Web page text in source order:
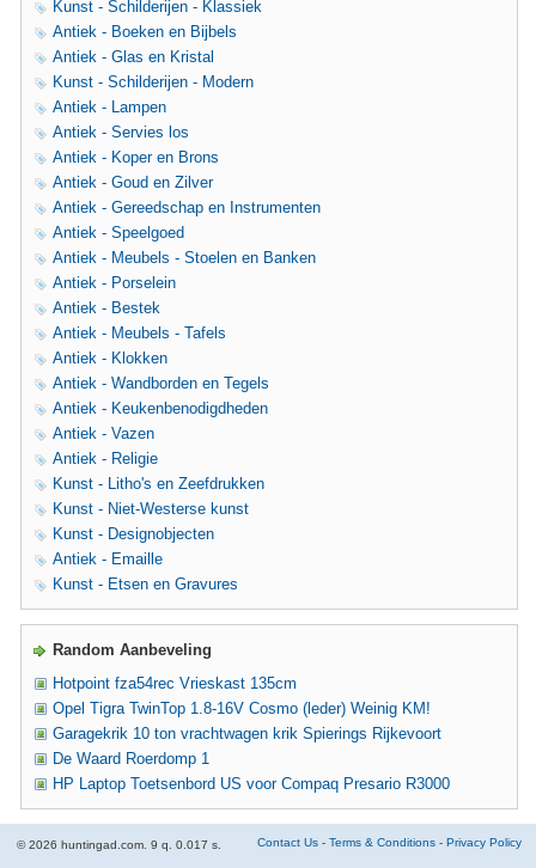
Kunst - Schilderijen - Klassiek
Antiek - Boeken en Bijbels
Antiek - Glas en Kristal
Kunst - Schilderijen - Modern
Antiek - Lampen
Antiek - Servies los
Antiek - Koper en Brons
Antiek - Goud en Zilver
Antiek - Gereedschap en Instrumenten
Antiek - Speelgoed
Antiek - Meubels - Stoelen en Banken
Antiek - Porselein
Antiek - Bestek
Antiek - Meubels - Tafels
Antiek - Klokken
Antiek - Wandborden en Tegels
Antiek - Keukenbenodigdheden
Antiek - Vazen
Antiek - Religie
Kunst - Litho's en Zeefdrukken
Kunst - Niet-Westerse kunst
Kunst - Designobjecten
Antiek - Emaille
Kunst - Etsen en Gravures
Random Aanbeveling
Hotpoint fza54rec Vrieskast 135cm
Opel Tigra TwinTop 1.8-16V Cosmo (leder) Weinig KM!
Garagekrik 10 ton vrachtwagen krik Spierings Rijkevoort
De Waard Roerdomp 1
HP Laptop Toetsenbord US voor Compaq Presario R3000
© 2026 huntingad.com. 9 q. 0.017 s. Contact Us - Terms & Conditions - Privacy Policy